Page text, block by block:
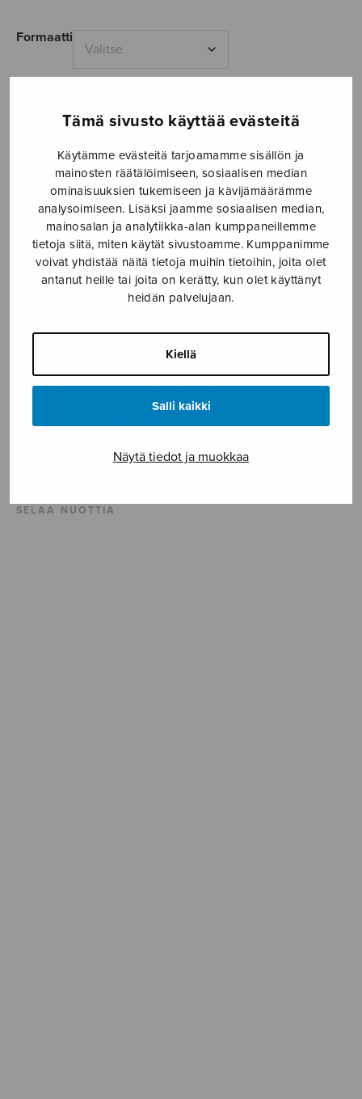
Tämä sivusto käyttää evästeitä
Käytämme evästeitä tarjoamamme sisällön ja
mainosten räätälöimiseen, sosiaalisen median
ominaisuuksien tukemiseen ja kävijämäärämme
analysoimiseen. Lisäksi jaamme sosiaalisen median,
mainosalan ja analytiikka-alan kumppaneillemme
tietoja siitä, miten käytät sivustoamme. Kumppanimme
voivat yhdistää näitä tietoja muihin tietoihin, joita olet
antanut heille tai joita on kerätty, kun olet käyttänyt
heidän palvelujaan.
Kiellä
Salli kaikki
Näytä tiedot ja muokkaa
Formaatti
Tuotetunnus (SKU):S2665
KUVAUS
To Juan Antonio Jiménez and Antara Korai Women’s
Choir. Sävellysvuosi 2018.
Tämä teos sai toisen palkinnon VocalEspoo-festivaalin
kansainvälisen kuorosävellyskilpailun
3.6.2018 festivaalin yhteydessä Espoon Tapiolassa.
In honorem Arne Mellnäs.
ISMN 979-0-55013-665-6
SELAA NUOTTIA